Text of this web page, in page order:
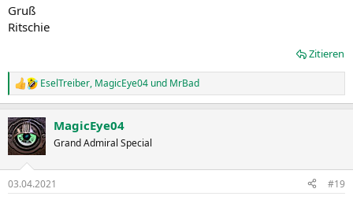
Gruß
Ritschie
Zitieren
R
e
k
t
i
e
EselTreiber, MagicEye04 und MrBad
MagicEye04
Grand Admiral Special
03.04.2021 #19